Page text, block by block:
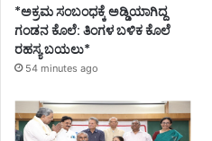
*ಅಕ್ರಮ ಸಂಬಂಧಕ್ಕೆ ಅಡ್ಡಿಯಾಗಿದ್ದ
ಗಂಡನ ಕೊಲೆ: ತಿಂಗಳ ಬಳಿಕ ಕೊಲೆ
ರಹಸ್ಯ ಬಯಲು*
54 minutes ago